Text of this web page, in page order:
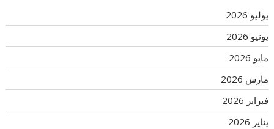
يوليو 2026
يونيو 2026
مايو 2026
مارس 2026
فبراير 2026
يناير 2026